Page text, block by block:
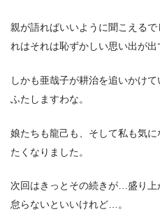
親が語ればいいように聞こえる
れはそれは恥ずかしい思い出が出
しかも亜哉子が耕治を追いかけ
ふたしますわな。
娘たちも龍己も、そして私も気
たくなりました。
次回はきっとその続きが…盛り
怠らないといいけれど…。